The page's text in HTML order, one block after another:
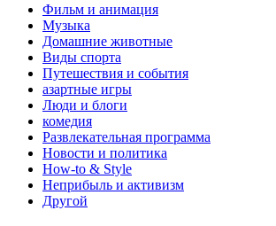
Фильм и анимация
Музыка
Домашние животные
Виды спорта
Путешествия и события
азартные игры
Люди и блоги
комедия
Развлекательная программа
Новости и политика
How-to & Style
Неприбыль и активизм
Другой